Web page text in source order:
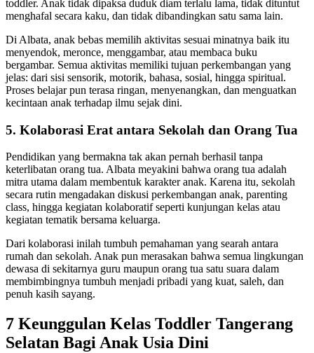
toddler. Anak tidak dipaksa duduk diam terlalu lama, tidak dituntut
menghafal secara kaku, dan tidak dibandingkan satu sama lain.
Di Albata, anak bebas memilih aktivitas sesuai minatnya baik itu
menyendok, meronce, menggambar, atau membaca buku
bergambar. Semua aktivitas memiliki tujuan perkembangan yang
jelas: dari sisi sensorik, motorik, bahasa, sosial, hingga spiritual.
Proses belajar pun terasa ringan, menyenangkan, dan menguatkan
kecintaan anak terhadap ilmu sejak dini.
5. Kolaborasi Erat antara Sekolah dan Orang Tua
Pendidikan yang bermakna tak akan pernah berhasil tanpa
keterlibatan orang tua. Albata meyakini bahwa orang tua adalah
mitra utama dalam membentuk karakter anak. Karena itu, sekolah
secara rutin mengadakan diskusi perkembangan anak, parenting
class, hingga kegiatan kolaboratif seperti kunjungan kelas atau
kegiatan tematik bersama keluarga.
Dari kolaborasi inilah tumbuh pemahaman yang searah antara
rumah dan sekolah. Anak pun merasakan bahwa semua lingkungan
dewasa di sekitarnya guru maupun orang tua satu suara dalam
membimbingnya tumbuh menjadi pribadi yang kuat, saleh, dan
penuh kasih sayang.
7 Keunggulan Kelas Toddler Tangerang
Selatan Bagi Anak Usia Dini